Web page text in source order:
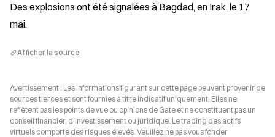
Des explosions ont été signalées à Bagdad, en Irak, le 17
mai.
Afficher la source
Avertissement : Les informations figurant sur cette page peuvent provenir de
sources tierces et sont fournies à titre indicatif uniquement. Elles ne
reflètent pas les points de vue ou opinions de Gate et ne constituent pas un
conseil financier, d’investissement ou juridique. Le trading des actifs
virtuels comporte des risques élevés. Veuillez ne pas vous fonder